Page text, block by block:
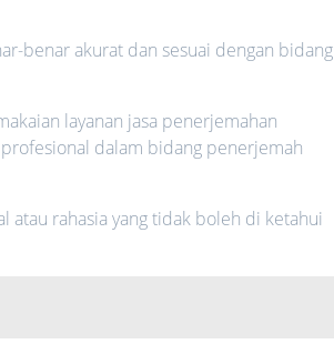
benar akurat dan sesuai dengan bidang
layanan jasa penerjemahan
dalam bidang penerjemah
atau rahasia yang tidak boleh di ketahui